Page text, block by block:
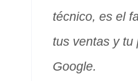
técnico, es el
tus ventas y tu
Google.